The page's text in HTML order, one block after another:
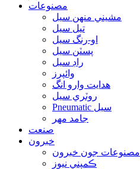
مصنوعات
مشيني منهن سيل
تيل سيل
او-رنگ سيل
پسٽن سيل
راڊ سيل
وائپرز
ھدايت وارو انگ
روٽري سيل
Pneumatic سيل
جامد مهر
صنعت
خبرون
مصنوعات جون خبرون
ڪمپني نيوز